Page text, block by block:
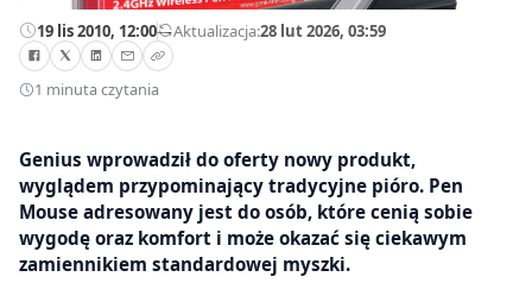
19 lis 2010, 12:00—Aktualizacja:28 lut 2026, 03:59
1 minuta czytania
Genius wprowadził do oferty nowy produkt,
wyglądem przypominający tradycyjne pióro. Pen
Mouse adresowany jest do osób, które cenią sobie
wygodę oraz komfort i może okazać się ciekawym
zamiennikiem standardowej myszki.